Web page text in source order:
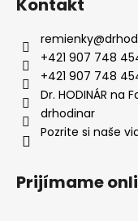
remienky@
+421 907 748
+421 907 748
Dr. HODINÁR na
drhodinar
Pozrite si naše
Prijímame